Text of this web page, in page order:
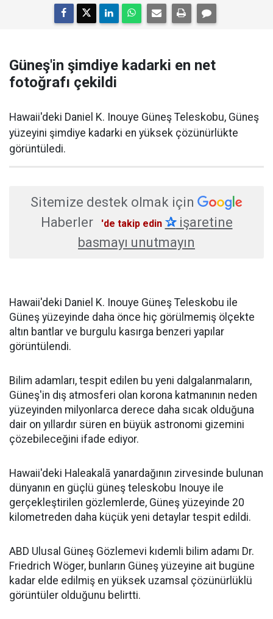
Güneş'in şimdiye kadarki en net
fotoğrafı çekildi
Hawaii'deki Daniel K. Inouye Güneş Teleskobu, Güneş
yüzeyini şimdiye kadarki en yüksek çözünürlükte
görüntüledi.
Sitemize destek olmak için
Haberler
'de takip edin ✰işaretine
basmayı unutmayın
Hawaii'deki Daniel K. Inouye Güneş Teleskobu ile
Güneş yüzeyinde daha önce hiç görülmemiş ölçekte
altın bantlar ve burgulu kasırga benzeri yapılar
görüntülendi.
Bilim adamları, tespit edilen bu yeni dalgalanmaların,
Güneş'in dış atmosferi olan korona katmanının neden
yüzeyinden milyonlarca derece daha sıcak olduğuna
dair on yıllardır süren en büyük astronomi gizemini
çözebileceğini ifade ediyor.
Hawaii'deki Haleakalā yanardağının zirvesinde bulunan
dünyanın en güçlü güneş teleskobu Inouye ile
gerçekleştirilen gözlemlerde, Güneş yüzeyinde 20
kilometreden daha küçük yeni detaylar tespit edildi.
ABD Ulusal Güneş Gözlemevi kıdemli bilim adamı Dr.
Friedrich Wöger, bunların Güneş yüzeyine ait bugüne
kadar elde edilmiş en yüksek uzamsal çözünürlüklü
görüntüler olduğunu belirtti.